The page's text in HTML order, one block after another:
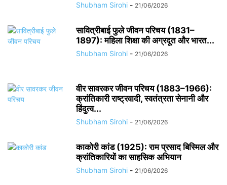
Shubham Sirohi - 21/06/2026
सावित्रीबाई फुले जीवन परिचय (1831–
1897): महिला शिक्षा की अग्रदूत और भारत...
Shubham Sirohi - 21/06/2026
वीर सावरकर जीवन परिचय (1883–1966):
क्रांतिकारी राष्ट्रवादी, स्वतंत्रता सेनानी और
हिंदुत्व...
Shubham Sirohi - 21/06/2026
काकोरी कांड (1925): राम प्रसाद बिस्मिल और
क्रांतिकारियों का साहसिक अभियान
Shubham Sirohi - 21/06/2026